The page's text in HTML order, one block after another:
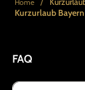
Home
Kurzurlaub Bayern
FAQ